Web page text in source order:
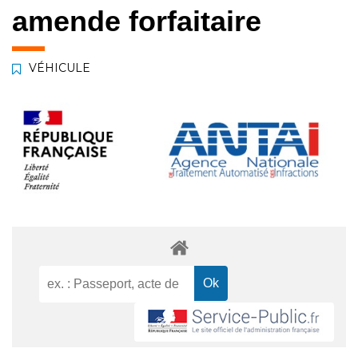
amende forfaitaire
VÉHICULE